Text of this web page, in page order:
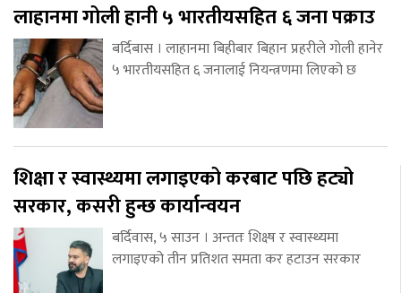
लाहानमा गोली हानी ५ भारतीयसहित ६ जना पक्राउ
बर्दिबास । लाहानमा बिहीबार बिहान प्रहरीले गोली हानेर
५ भारतीयसहित ६ जनालाई नियन्त्रणमा लिएको छ
शिक्षा र स्वास्थ्यमा लगाइएको करबाट पछि हट्यो
सरकार, कसरी हुन्छ कार्यान्वयन
बर्दिवास, ५ साउन । अन्ततः शिक्ष्ष र स्वास्थ्यमा
लगाइएको तीन प्रतिशत समता कर हटाउन सरकार